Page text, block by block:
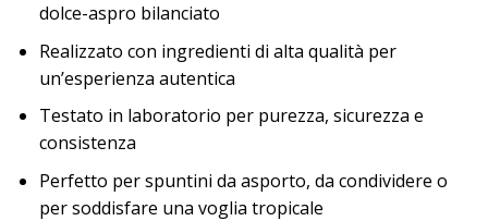
dolce-aspro bilanciato
Realizzato con ingredienti di alta qualità per
un’esperienza autentica
Testato in laboratorio per purezza, sicurezza e
consistenza
Perfetto per spuntini da asporto, da condividere o
per soddisfare una voglia tropicale